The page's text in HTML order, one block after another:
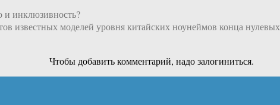
и инклюзивность?
известных моделей уровня китайских ноунеймов конца
Чтобы добавить комментарий, надо залогиниться.